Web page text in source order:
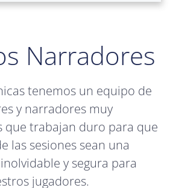
Narradores
tenemos un equipo de
y narradores muy
que trabajan duro para que
las sesiones sean una
y segura para
jugadores.